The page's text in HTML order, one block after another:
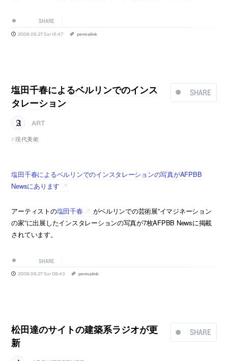
SHARE
2008.09.27 Sat 16:47 permalink
SHARE
塩田千春によるベルリンでのインス
タレーション
ART
現代美術
塩田千春によるベルリンでのインスタレーションの写真がAFPBB
Newsにあります
アーティストの塩田千春
がベルリンでの芸術展”イマジネーション
の家”に出展したインスタレーションの写真が7枚AFPBB Newsに掲載
されています。
SHARE
2008.09.27 Sat 08:43 permalink
SHARE
松田達のサイトの建築系ラジオが更
新